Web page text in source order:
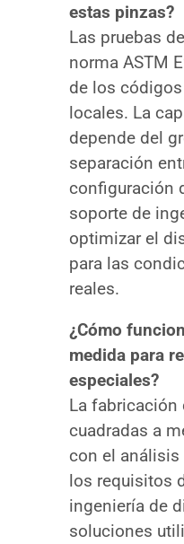
estas pinzas?
Las pruebas
norma ASTM
de los
locales. La
depende del
separación
configuración
soporte de
optimizar el
para las
reales.
¿Cómo
medida para
especiales?
La fabricación
cuadradas a
con el
los requisitos
ingeniería de
soluciones